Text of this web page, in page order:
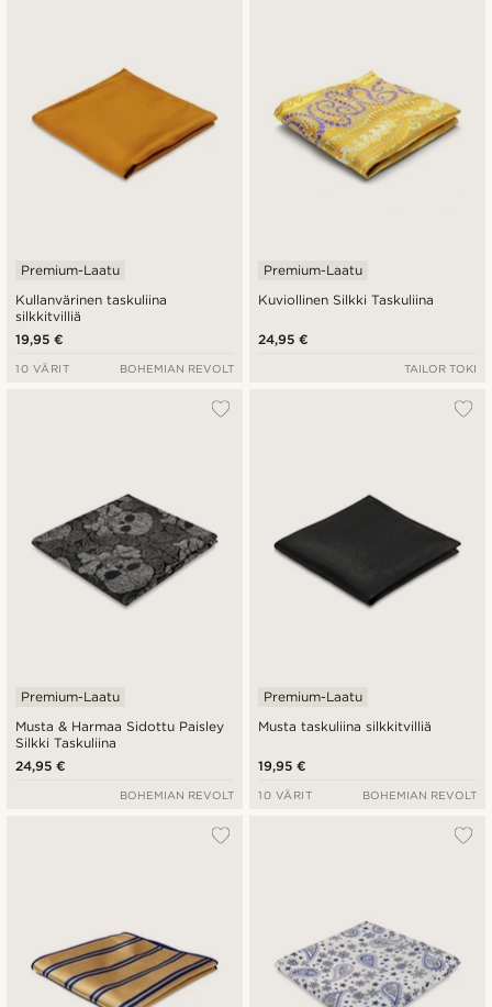
Kullanvärinen taskuliina
silkkitvilliä
Premium-Laatu
19,95 €
10 VÄRIT BOHEMIAN REVOLT
Kuviollinen Silkki Taskuliina
Premium-Laatu
24,95 €
TAILOR TOKI
Musta & Harmaa Sidottu Paisley
Silkki Taskuliina
Premium-Laatu
24,95 €
BOHEMIAN REVOLT
Musta taskuliina silkkitvilliä
Premium-Laatu
19,95 €
10 VÄRIT BOHEMIAN REVOLT